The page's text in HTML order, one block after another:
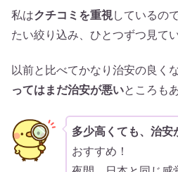
私はクチコミを重視しているの
たい絞り込み、ひとつずつ見て
以前と比べてかなり治安の良く
ってはまだ治安が悪いところも
多少高くても、治安
おすすめ！